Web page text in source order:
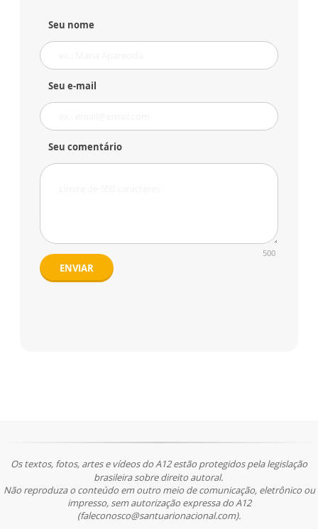
Seu nome
Seu e-mail
Seu comentário
500
ENVIAR
Os textos, fotos, artes e vídeos do A12 estão protegidos pela legislação
brasileira sobre direito autoral.
Não reproduza o conteúdo em outro meio de comunicação, eletrônico ou
impresso, sem autorização expressa do A12
(faleconosco@santuarionacional.com).